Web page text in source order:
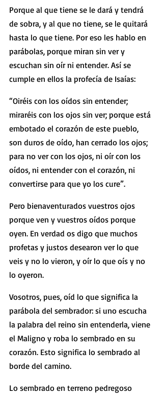
Porque al que tiene se le dará y tendrá
de sobra, y al que no tiene, se le quitará
hasta lo que tiene. Por eso les hablo en
parábolas, porque miran sin ver y
escuchan sin oír ni entender. Así se
cumple en ellos la profecía de Isaías:
“Oiréis con los oídos sin entender;
miraréis con los ojos sin ver; porque está
embotado el corazón de este pueblo,
son duros de oído, han cerrado los ojos;
para no ver con los ojos, ni oír con los
oídos, ni entender con el corazón, ni
convertirse para que yo los cure”.
Pero bienaventurados vuestros ojos
porque ven y vuestros oídos porque
oyen. En verdad os digo que muchos
profetas y justos desearon ver lo que
veis y no lo vieron, y oír lo que oís y no
lo oyeron.
Vosotros, pues, oíd lo que significa la
parábola del sembrador: si uno escucha
la palabra del reino sin entenderla, viene
el Maligno y roba lo sembrado en su
corazón. Esto significa lo sembrado al
borde del camino.
Lo sembrado en terreno pedregoso